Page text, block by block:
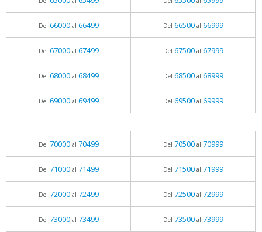
Del 66000al 66499 Del 66500al 66999
Del 67000al 67499 Del 67500al 67999
Del 68000al 68499 Del 68500al 68999
Del 69000al 69499 Del 69500al 69999
Del 70000al 70499 Del 70500al 70999
Del 71000al 71499 Del 71500al 71999
Del 72000al 72499 Del 72500al 72999
Del 73000al 73499 Del 73500al 73999